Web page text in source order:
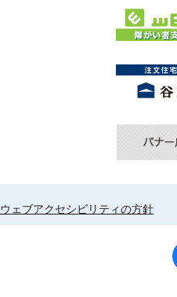
ウェブアクセシビリティの方針